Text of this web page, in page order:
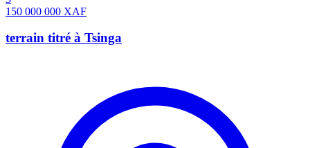
150 000 000 XAF
terrain titré à Tsinga